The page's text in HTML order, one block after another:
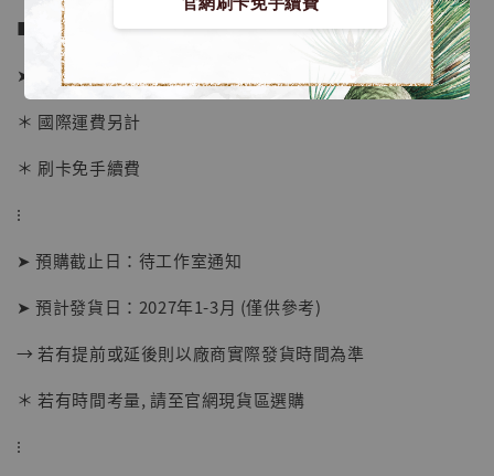
【店內現貨】海賊王 系列蒐藏雕像 布魯克達
摩 [7STARS Studio]
NT$ 1,500
■ 販售資訊 (NT$)：
➤ 價格 14880元 (訂金6280)
＊ 國際運費另計
＊ 刷卡免手續費
⁝
➤ 預購截止日：待工作室通知
➤ 預計發貨日：2027年1-3月 (僅供參考)
→ 若有提前或延後則以廠商實際發貨時間為準
＊ 若有時間考量, 請至官網現貨區選購
⁝